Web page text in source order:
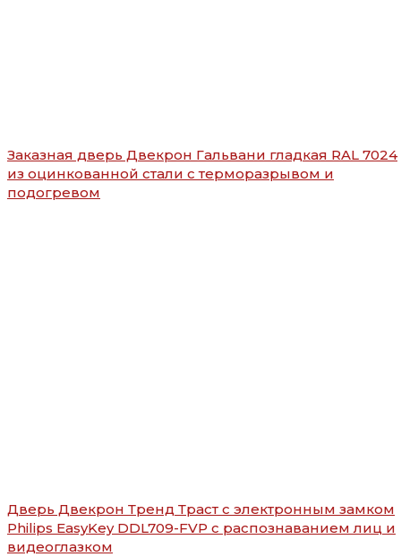
Заказная дверь Двекрон Гальвани гладкая RAL 7024
из оцинкованной стали с терморазрывом и
подогревом
Дверь Двекрон Тренд Траст с электронным замком
Philips EasyKey DDL709-FVP с распознаванием лиц и
видеоглазком